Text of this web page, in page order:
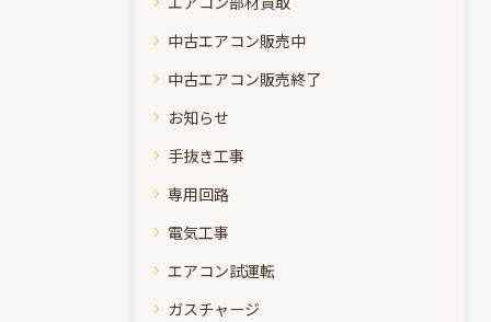
中古エアコン販売中
中古エアコン販売終了
お知らせ
手抜き工事
専用回路
電気工事
エアコン試運転
ガスチャージ